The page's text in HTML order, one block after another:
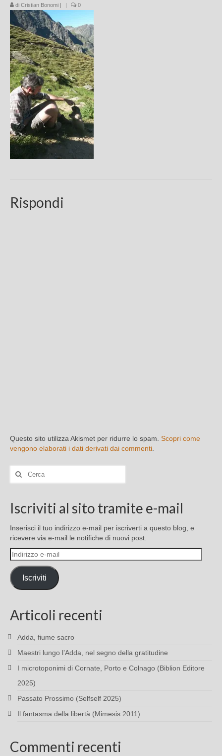
Chi sono
FAQ
Contatti
di Cristian Bonomi | | 0
Rispondi
Questo sito utilizza Akismet per ridurre lo spam. Scopri come
vengono elaborati i dati derivati dai commenti
Cerca:
Iscriviti al sito tramite e-mail
Inserisci il tuo indirizzo e-mail per iscriverti a questo blog, e
ricevere via e-mail le notifiche di nuovi post.
Indirizzo
e-
mail
Iscriviti
Articoli recenti
Adda, fiume sacro
Maestri lungo l’Adda, nel segno della gratitudine
I microtoponimi di Cornate, Porto e Colnago (Biblion Editore
2025)
Passato Prossimo (Selfself 2025)
Il fantasma della libertà (Mimesis 2011)
Commenti recenti